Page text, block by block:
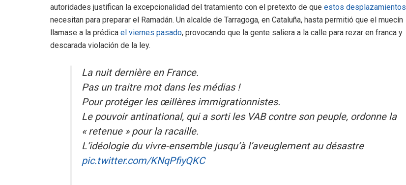
autoridades justifican la excepcionalidad del tratamiento con el pretexto de que estos desplazamientos
necesitan para preparar el Ramadán. Un alcalde de Tarragoga, en Cataluña, hasta permitió que el muecín
llamase a la prédica el viernes pasado, provocando que la gente saliera a la calle para rezar en franca y
descarada violación de la ley.
La nuit dernière en France.
Pas un traitre mot dans les médias !
Pour protéger les œillères immigrationnistes.
Le pouvoir antinational, qui a sorti les VAB contre son peuple, ordonne la
« retenue » pour la racaille.
L’idéologie du vivre-ensemble jusqu’à l’aveuglement au désastre
pic.twitter.com/KNqPfiyQKC